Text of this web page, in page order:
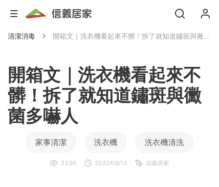
清潔消毒 開箱文｜洗衣機看起來不髒！拆了就知道鏽斑與黴菌多嚇人
開箱文｜洗衣機看起來不
髒！拆了就知道鏽斑與黴
菌多嚇人
家事清潔 洗衣機 洗衣機清洗
3330 2022/08/13 信義居家